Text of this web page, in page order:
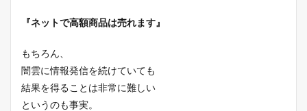
『ネットで高額商品は売れます』
もちろん、
闇雲に情報発信を続けていても
結果を得ることは非常に難しい
というのも事実。